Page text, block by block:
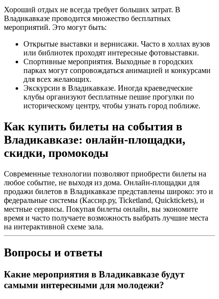
Хороший отдых не всегда требует больших затрат. В
Владикавказе проводится множество бесплатных
мероприятий. Это могут быть:
Открытые выставки и вернисажи. Часто в холлах вузов
или библиотек проходят интересные фотовыставки.
Спортивные мероприятия. Выходные в городских
парках могут сопровождаться анимацией и конкурсами
для всех желающих.
Экскурсии в Владикавказе. Иногда краеведческие
клубы организуют бесплатные пешие прогулки по
историческому центру, чтобы узнать город поближе.
Как купить билеты на события в
Владикавказе: онлайн-площадки,
скидки, промокоды
Современные технологии позволяют приобрести билеты на
любое событие, не выходя из дома. Онлайн-площадки для
продажи билетов в Владикавказе представлены широко: это и
федеральные системы (Кассир.ру, Ticketland, Quicktickets), и
местные сервисы. Покупая билеты онлайн, вы экономите
время и часто получаете возможность выбрать лучшие места
на интерактивной схеме зала.
Вопросы и ответы
Какие мероприятия в Владикавказе будут
самыми интересными для молодежи?